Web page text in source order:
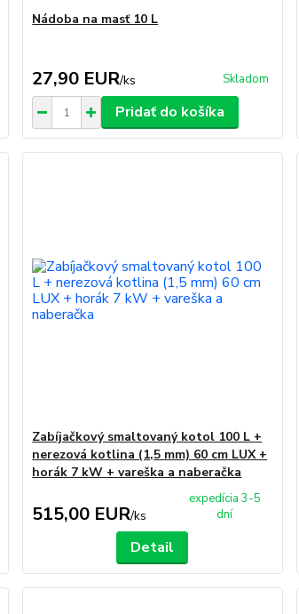
Nádoba na masť 10 L
27,90 EUR/ks Skladom
Pridať do košíka
Zabíjačkový smaltovaný kotol 100 L +
nerezová kotlina (1,5 mm) 60 cm LUX +
horák 7 kW + vareška a naberačka
515,00 EUR/ks
expedícia 3-5
dní
Detail